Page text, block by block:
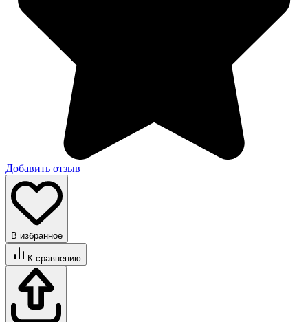
Добавить отзыв
В избранное
К сравнению